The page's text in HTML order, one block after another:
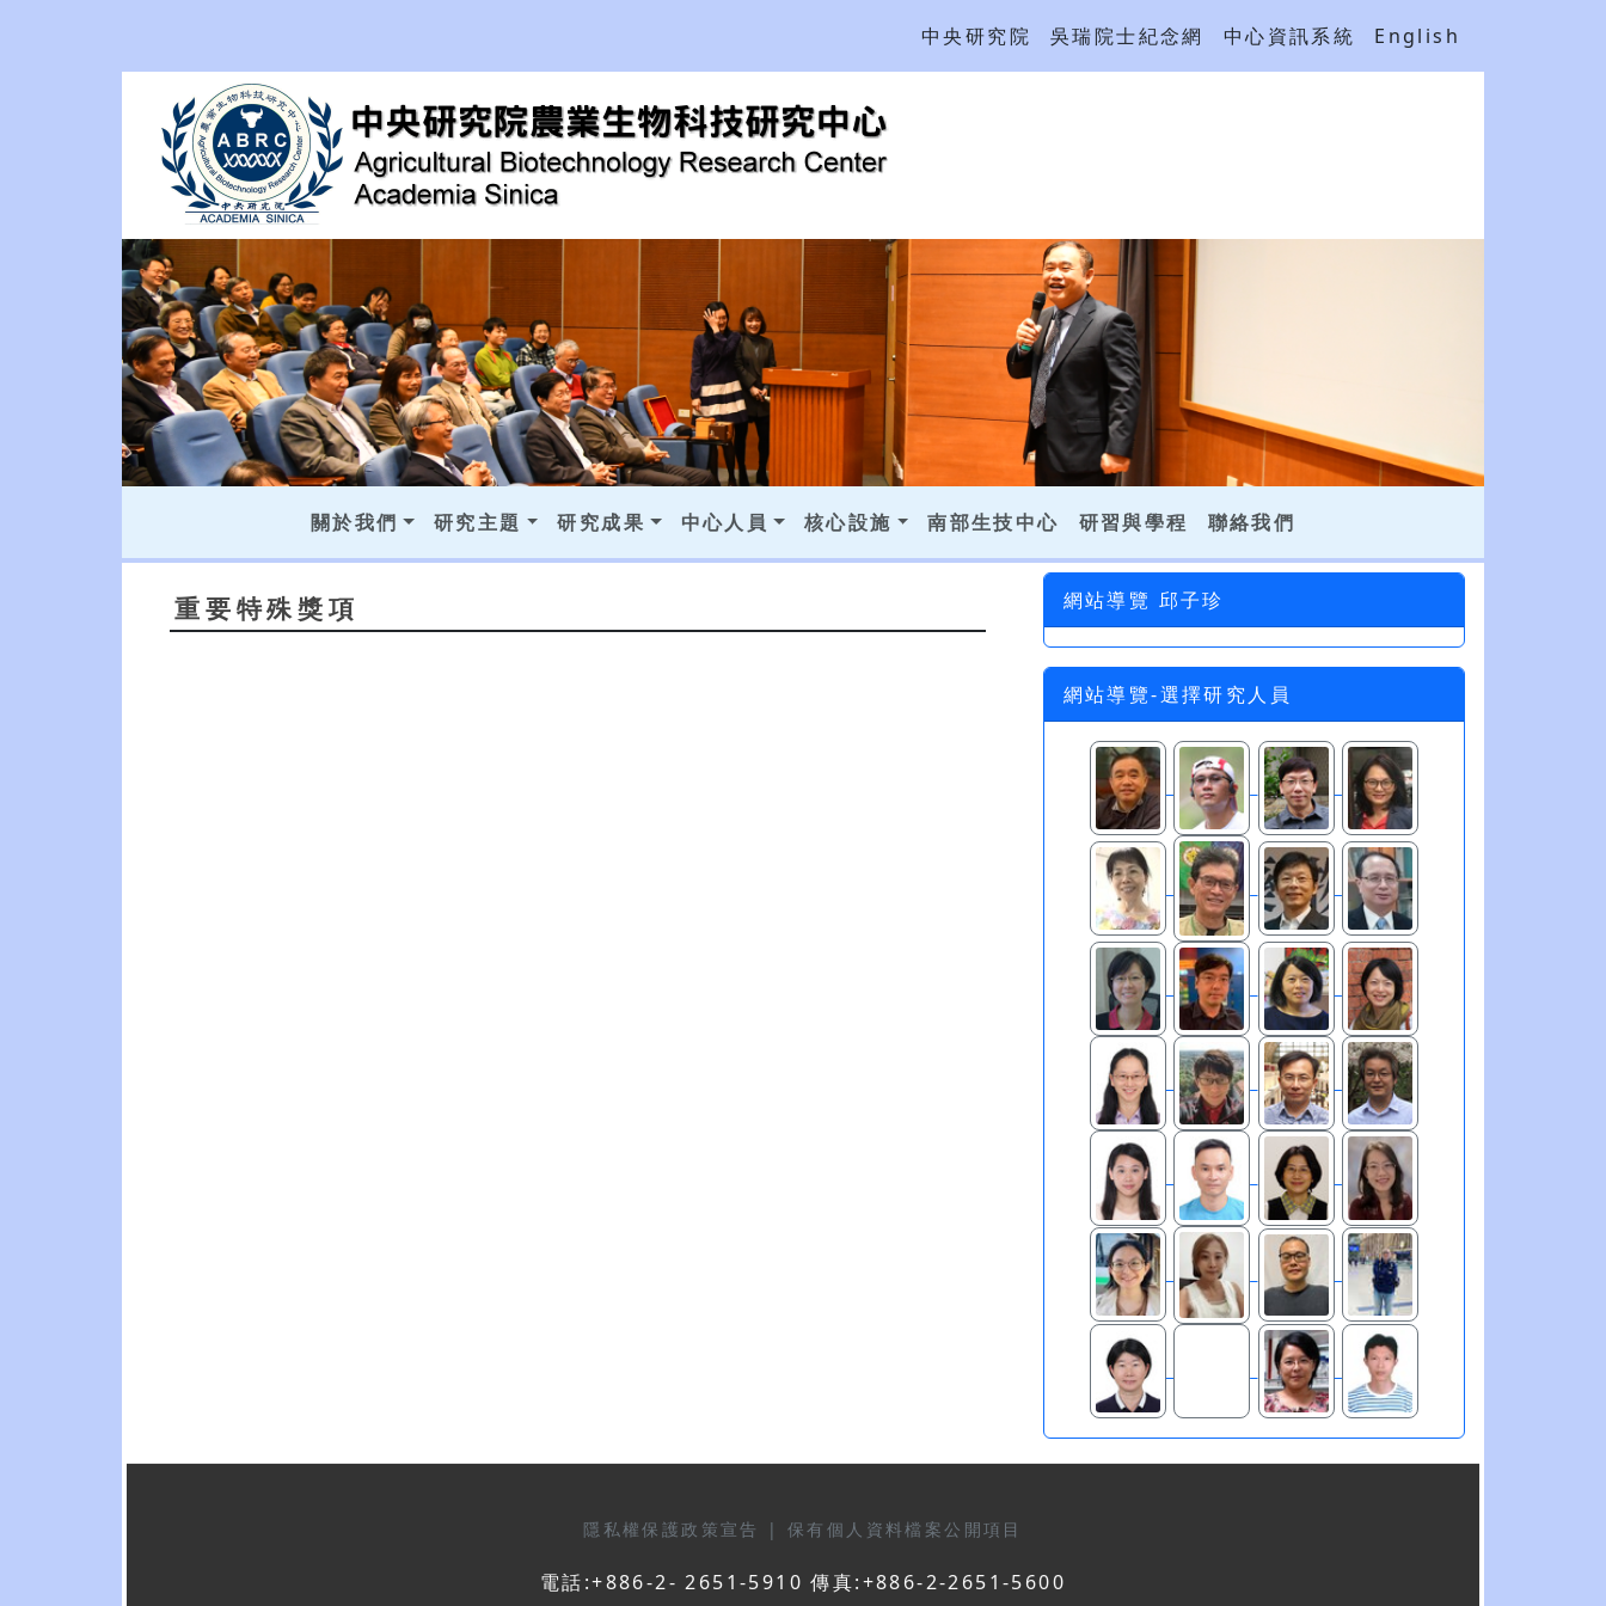
中央研究院 吳瑞院士紀念網 中心資訊系統 English
關於我們 研究主題 研究成果 中心人員 核心設施 南部生技中心 研習與學程 聯絡我們
重要特殊獎項 網站導覽 邱子珍
網站導覽-選擇研究人員
隱私權保護政策宣告 | 保有個人資料檔案公開項目
電話:+886-2- 2651-5910 傳真:+886-2-2651-5600